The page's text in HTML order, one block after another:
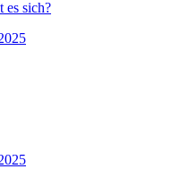
es sich?